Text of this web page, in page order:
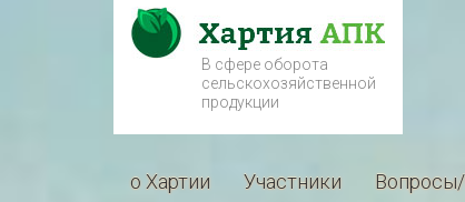
В сфере оборота
сельскохозяйственной
продукции
о Хартии Участники